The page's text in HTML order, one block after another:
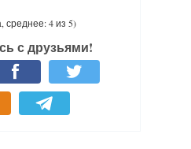
среднее: 4 из 5)
с друзьями!